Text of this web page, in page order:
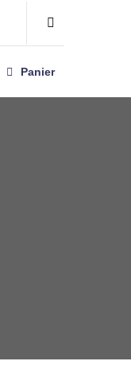
Panier